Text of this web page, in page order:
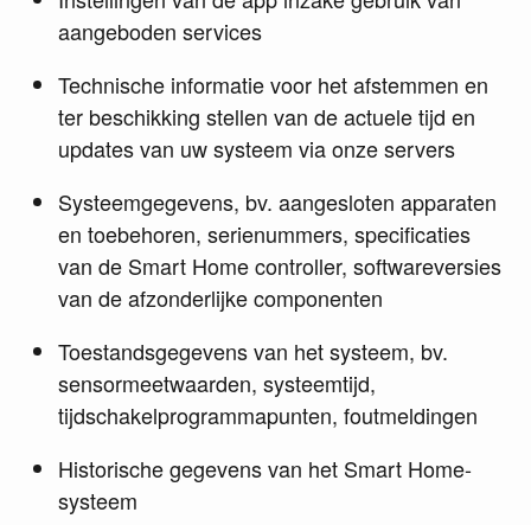
aangeboden services
Technische informatie voor het afstemmen en
ter beschikking stellen van de actuele tijd en
updates van uw systeem via onze servers
Systeemgegevens, bv. aangesloten apparaten
en toebehoren, serienummers, specificaties
van de Smart Home controller, softwareversies
van de afzonderlijke componenten
Toestandsgegevens van het systeem, bv.
sensormeetwaarden, systeemtijd,
tijdschakelprogrammapunten, foutmeldingen
Historische gegevens van het Smart Home-
systeem